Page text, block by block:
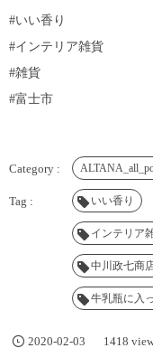
#いい香り
#インテリア雑貨
#雑貨
#富士市
いい香り
インテリア
中川政七商
牛乳瓶に入
2020-02-03 1418